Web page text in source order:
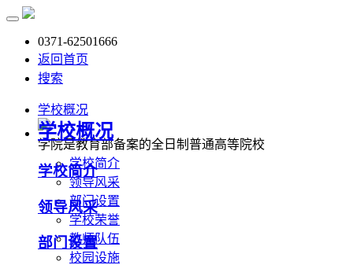
0371-62501666
返回首页
搜索
学校概况
学院是教育部备案的全日制普通高等院校
学校简介
领导风采
部门设置
学校荣誉
教师队伍
校园设施
学校概况
学校简介
领导风采
部门设置